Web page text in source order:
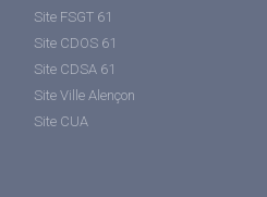
Site FSGT 61
Site CDOS 61
Site CDSA 61
Site Ville Alençon
Site CUA